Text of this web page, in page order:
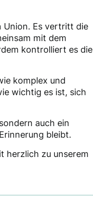
Union. Es vertritt die
mit dem
kontrolliert es die
komplex und
wichtig es ist, sich
auch ein
bleibt.
herzlich zu unserem